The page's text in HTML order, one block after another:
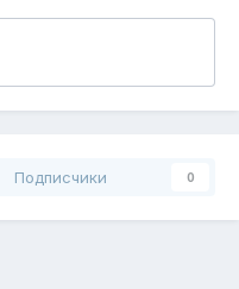
Подписчики 0